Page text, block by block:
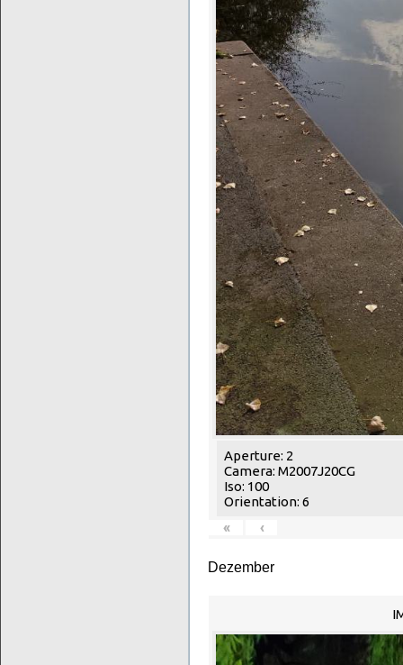
Aperture: 2
Camera: M2007J20CG
Iso: 100
Orientation: 6
«
‹
Dezember